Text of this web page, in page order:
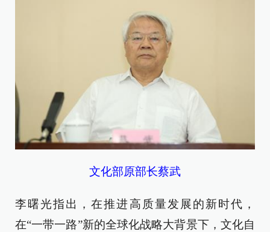
文化部原部长蔡武
李曙光指出，在推进高质量发展的新时代，
在“一带一路”新的全球化战略大背景下，文化自